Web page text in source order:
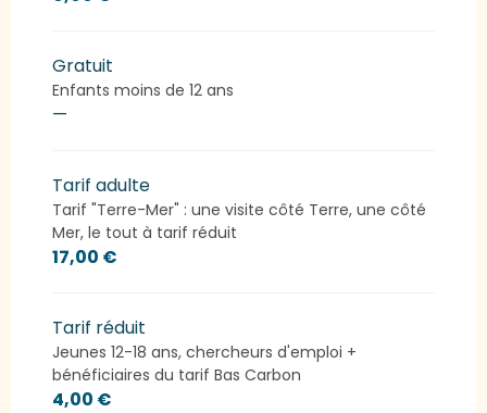
Gratuit
Enfants moins de 12 ans
—
Tarif adulte
Tarif "Terre-Mer" : une visite côté Terre, une côté
Mer, le tout à tarif réduit
17,00 €
Tarif réduit
Jeunes 12-18 ans, chercheurs d'emploi +
bénéficiaires du tarif Bas Carbon
4,00 €